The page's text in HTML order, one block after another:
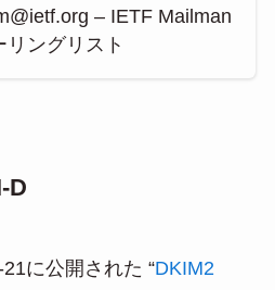
– IETF Mailman
ングリスト
D
に公開された “DKIM2